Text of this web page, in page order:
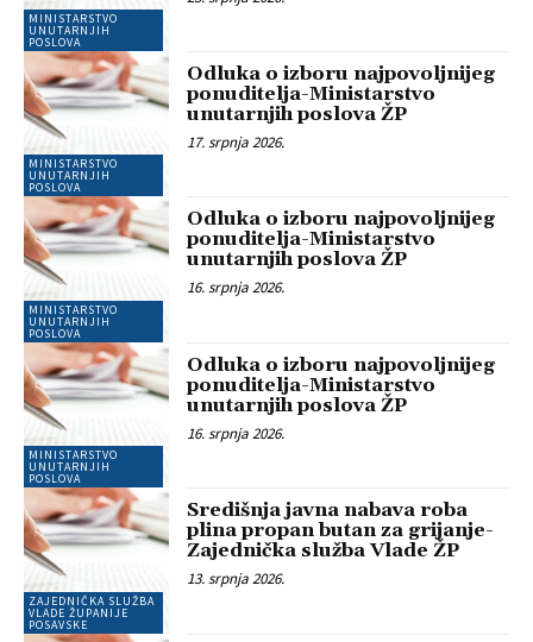
MINISTARSTVO
UNUTARNJIH
POSLOVA
MINISTARSTVO
UNUTARNJIH
POSLOVA
Odluka o izboru najpovoljnijeg
ponuditelja-Ministarstvo
unutarnjih poslova ŽP
17. srpnja 2026.
MINISTARSTVO
UNUTARNJIH
POSLOVA
Odluka o izboru najpovoljnijeg
ponuditelja-Ministarstvo
unutarnjih poslova ŽP
16. srpnja 2026.
MINISTARSTVO
UNUTARNJIH
POSLOVA
Odluka o izboru najpovoljnijeg
ponuditelja-Ministarstvo
unutarnjih poslova ŽP
16. srpnja 2026.
ZAJEDNIČKA SLUŽBA
VLADE ŽUPANIJE
POSAVSKE
Središnja javna nabava roba
plina propan butan za grijanje-
Zajednička služba Vlade ŽP
13. srpnja 2026.